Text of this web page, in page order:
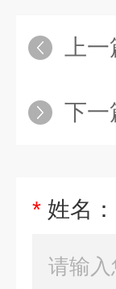
上一
下一
* 姓名：